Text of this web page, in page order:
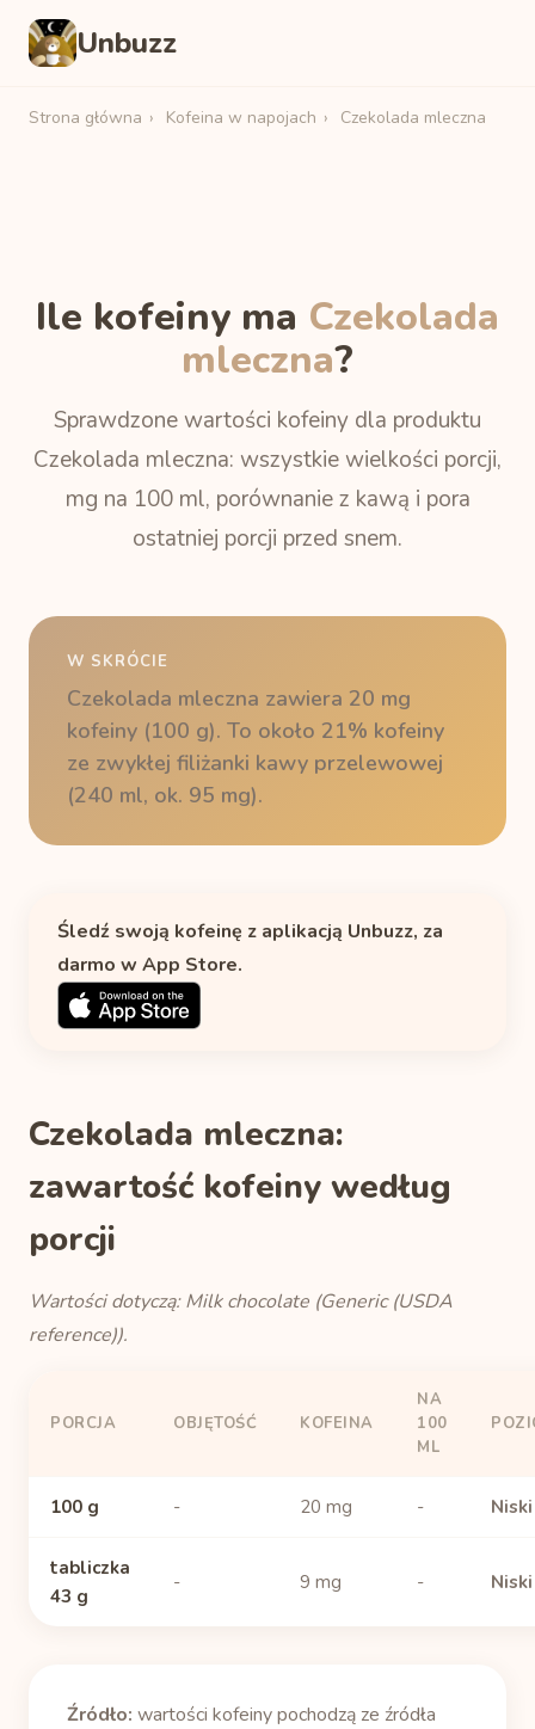
Unbuzz
Strona główna › Kofeina w napojach › Czekolada mleczna
Ile kofeiny ma Czekolada
mleczna?
Sprawdzone wartości kofeiny dla produktu
Czekolada mleczna: wszystkie wielkości porcji,
mg na 100 ml, porównanie z kawą i pora
ostatniej porcji przed snem.
W SKRÓCIE
Czekolada mleczna zawiera 20 mg
kofeiny (100 g). To około 21% kofeiny
ze zwykłej filiżanki kawy przelewowej
(240 ml, ok. 95 mg).
Śledź swoją kofeinę z aplikacją Unbuzz, za
darmo w App Store.
Czekolada mleczna:
zawartość kofeiny według
porcji
Wartości dotyczą: Milk chocolate (Generic (USDA
reference)).
PORCJA OBJĘTOŚĆ KOFEINA
NA
100
ML
100 g - 20 mg - Niski
tabliczka
43 g
- 9 mg - Niski
Źródło: wartości kofeiny pochodzą ze źródła